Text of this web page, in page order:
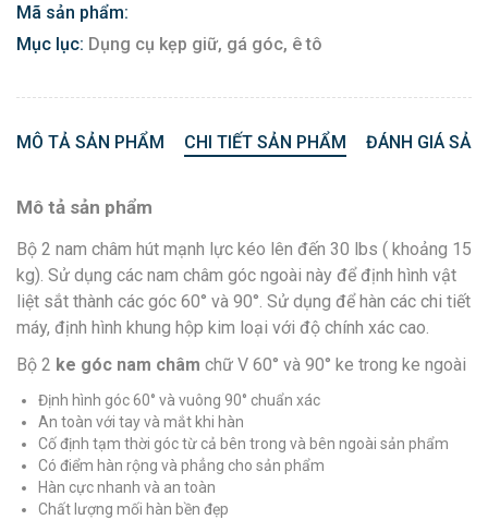
Mã sản phẩm:
Mục lục: Dụng cụ kẹp giữ, gá góc, ê tô
MÔ TẢ SẢN PHẨM CHI TIẾT SẢN PHẨM ĐÁNH GIÁ
Mô tả sản phẩm
Bộ 2 nam châm hút mạnh lực kéo lên đến 30 lbs ( khoảng 15
kg). Sử dụng các nam châm góc ngoài này để định hình vật
liệt sắt thành các góc 60° và 90°. Sử dụng để hàn các chi tiết
máy, định hình khung hộp kim loại với độ chính xác cao.
Bộ 2 ke góc nam châm chữ V 60° và 90° ke trong ke ngoài
Định hình góc 60° và vuông 90° chuẩn xác
An toàn với tay và mắt khi hàn
Cố định tạm thời góc từ cả bên trong và bên ngoài sản phẩm
Có điểm hàn rộng và phẳng cho sản phẩm
Hàn cực nhanh và an toàn
Chất lượng mối hàn bền đẹp